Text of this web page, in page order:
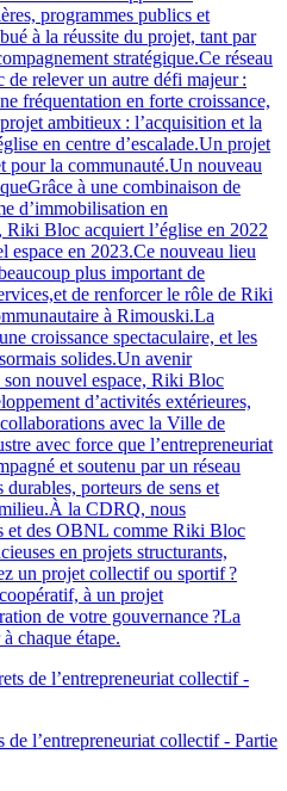
programmes publics et
à la réussite du projet, tant par
stratégique.Ce réseau
relever un autre défi majeur :
fréquentation en forte croissance,
ambitieux : l’acquisition et la
en centre d’escalade.Un projet
pour la communauté.Un nouveau
à une combinaison de
d’immobilisation en
Bloc acquiert l’église en 2022
espace en 2023.Ce nouveau lieu
plus important de
de renforcer le rôle de Riki
à Rimouski.La
croissance spectaculaire, et les
solides.Un avenir
nouvel espace, Riki Bloc
d’activités extérieures,
avec la Ville de
avec force que l’entrepreneuriat
et soutenu par un réseau
porteurs de sens et
la CDRQ, nous
et des OBNL comme Riki Bloc
en projets structurants,
un projet collectif ou sportif ?
à un projet
de votre gouvernance ?La
chaque étape.
de l’entrepreneuriat collectif - Partie